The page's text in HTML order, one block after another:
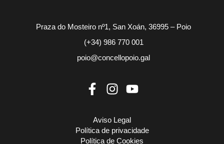
Praza do Mosteiro nº1, San Xoán, 36995 – Poio
(+34) 986 770 001
poio@concellopoio.gal
Aviso Legal
Política de privacidade
Política de Cookies